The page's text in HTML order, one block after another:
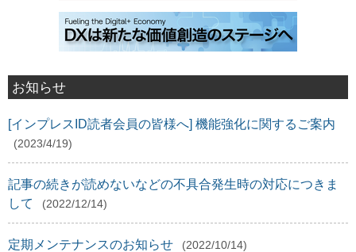
お知らせ
[インプレスID読者会員の皆様へ] 機能強化に関するご案内
(2023/4/19)
記事の続きが読めないなどの不具合発生時の対応につきま
して
(2022/12/14)
定期メンテナンスのお知らせ (2022/10/14)